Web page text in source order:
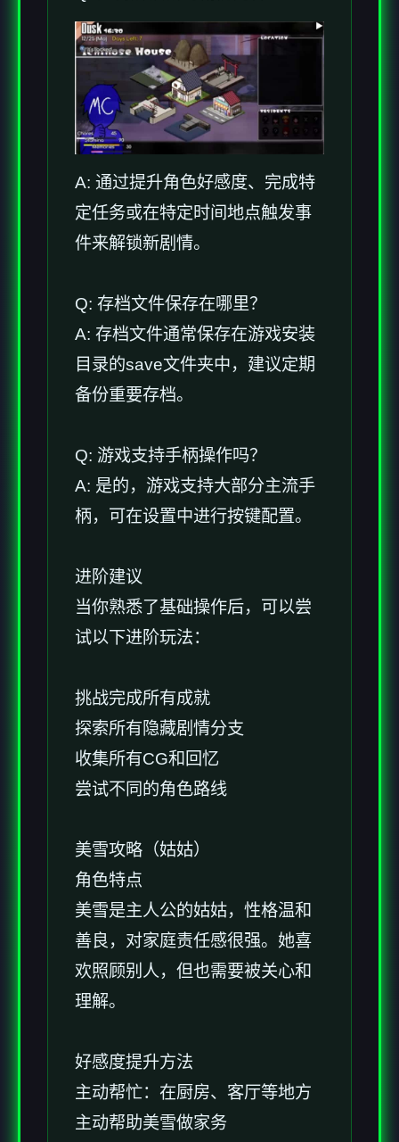
A: 通过提升角色好感度、完成特
定任务或在特定时间地点触发事
件来解锁新剧情。
Q: 存档文件保存在哪里？
A: 存档文件通常保存在游戏安装
目录的save文件夹中，建议定期
备份重要存档。
Q: 游戏支持手柄操作吗？
A: 是的，游戏支持大部分主流手
柄，可在设置中进行按键配置。
进阶建议
当你熟悉了基础操作后，可以尝
试以下进阶玩法：
挑战完成所有成就
探索所有隐藏剧情分支
收集所有CG和回忆
尝试不同的角色路线
美雪攻略（姑姑）
角色特点
美雪是主人公的姑姑，性格温和
善良，对家庭责任感很强。她喜
欢照顾别人，但也需要被关心和
理解。
好感度提升方法
主动帮忙：在厨房、客厅等地方
主动帮助美雪做家务